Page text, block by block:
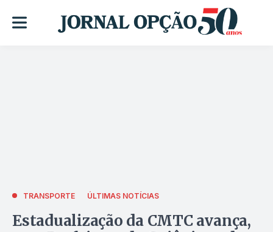
TRANSPORTE ÚLTIMAS NOTÍCIAS
Estadualização da CMTC avança,